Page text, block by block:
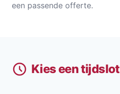
een passende offerte.
Kies een tijdslot